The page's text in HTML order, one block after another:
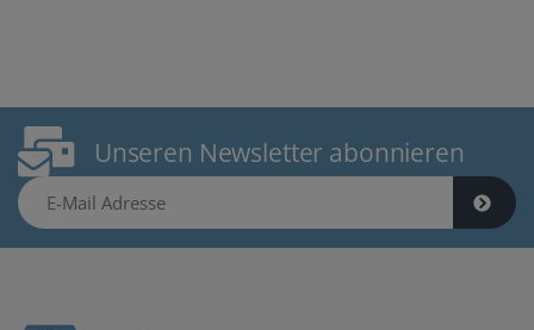
Unseren Newsletter abonnieren
E-Mail Adresse